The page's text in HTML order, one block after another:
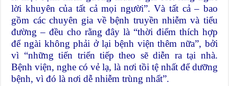
lời khuyên của tất cả mọi người”. Và tất cả – bao
gồm các chuyên gia về bệnh truyền nhiễm và tiểu
đường – đều cho rằng đây là “thời điểm thích hợp
để ngài không phải ở lại bệnh viện thêm nữa”, bởi
vì “những tiến triển tiếp theo sẽ diễn ra tại nhà.
Bệnh viện, nghe có vẻ lạ, là nơi tồi tệ nhất để dưỡng
bệnh, vì đó là nơi dễ nhiễm trùng nhất”.